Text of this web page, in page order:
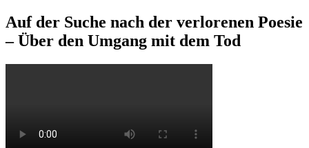
Auf der Suche nach der verlorenen Poesie
– Über den Umgang mit dem Tod